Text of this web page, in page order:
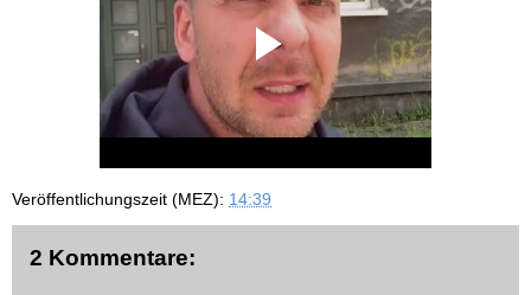
Veröffentlichungszeit (MEZ): 14:39
2 Kommentare: